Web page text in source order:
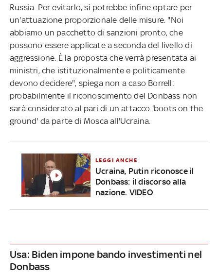
Russia. Per evitarlo, si potrebbe infine optare per
un'attuazione proporzionale delle misure. "Noi
abbiamo un pacchetto di sanzioni pronto, che
possono essere applicate a seconda del livello di
aggressione. È la proposta che verrà presentata ai
ministri, che istituzionalmente e politicamente
devono decidere", spiega non a caso Borrell:
probabilmente il riconoscimento del Donbass non
sarà considerato al pari di un attacco 'boots on the
ground' da parte di Mosca all'Ucraina.
LEGGI ANCHE
Ucraina, Putin riconosce il
Donbass: il discorso alla
nazione. VIDEO
Usa: Biden impone bando investimenti nel
Donbass